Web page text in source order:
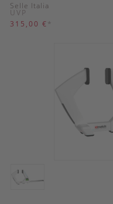
Selle Italia
UVP
315,00 € *